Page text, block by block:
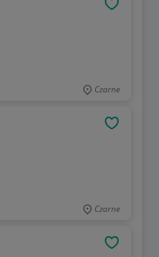
Czarne
Czarne